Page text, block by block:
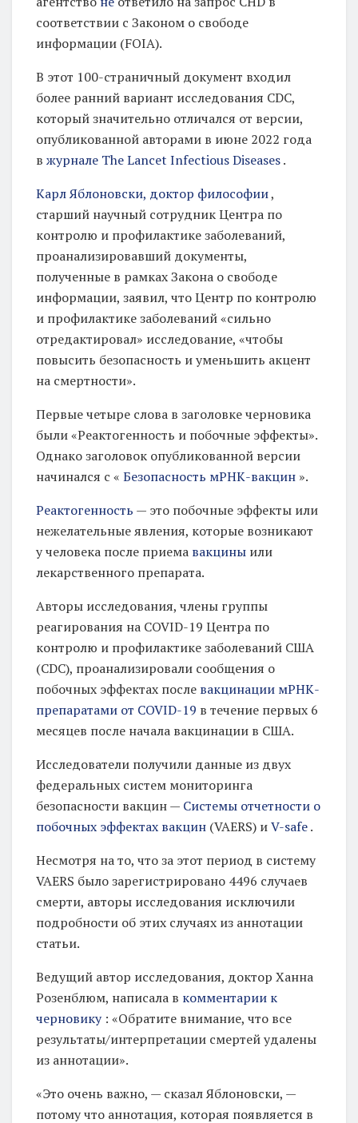
соответствии с Законом о свободе
информации (FOIA).
В этот 100-страничный документ входил
более ранний вариант исследования CDC,
который значительно отличался от версии,
опубликованной авторами в июне 2022 года
в журнале The Lancet Infectious Diseases.
Карл Яблоновски, доктор философии,
старший научный сотрудник Центра по
контролю и профилактике заболеваний,
проанализировавший документы,
полученные в рамках Закона о свободе
информации, заявил, что Центр по контролю
и профилактике заболеваний «сильно
отредактировал» исследование, «чтобы
повысить безопасность и уменьшить акцент
на смертности».
Первые четыре слова в заголовке черновика
были «Реактогенность и побочные эффекты».
Однако заголовок опубликованной версии
начинался с « Безопасность мРНК-вакцин ».
Реактогенность — это побочные эффекты или
нежелательные явления, которые возникают
у человека после приема вакцины или
лекарственного препарата.
Авторы исследования, члены группы
реагирования на COVID-19 Центра по
контролю и профилактике заболеваний США
(CDC), проанализировали сообщения о
побочных эффектах после вакцинации мРНК-
препаратами от COVID-19 в течение первых 6
месяцев после начала вакцинации в США.
Исследователи получили данные из двух
федеральных систем мониторинга
безопасности вакцин — Системы отчетности о
побочных эффектах вакцин (VAERS) иV-safe.
Несмотря на то, что за этот период в систему
VAERS было зарегистрировано 4496 случаев
смерти, авторы исследования исключили
подробности об этих случаях из аннотации
статьи.
Ведущий автор исследования, доктор Ханна
Розенблюм, написала в комментарии к
черновику: «Обратите внимание, что все
результаты/интерпретации смертей удалены
из аннотации».
«Это очень важно, — сказал Яблоновски, —
потому что аннотация, которая появляется в